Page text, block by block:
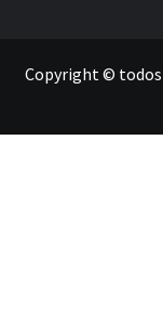
Copyright © todos